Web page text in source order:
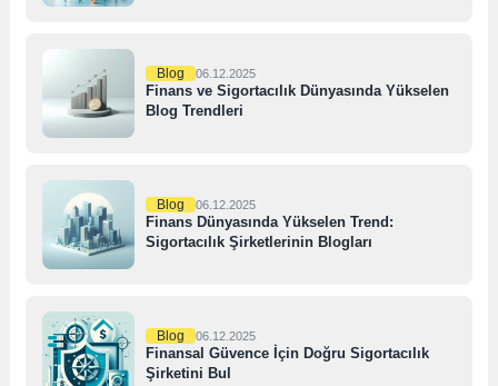
Blog 06.12.2025
Finans ve Sigortacılık Dünyasında Yükselen
Blog Trendleri
Blog 06.12.2025
Finans Dünyasında Yükselen Trend:
Sigortacılık Şirketlerinin Blogları
Blog 06.12.2025
Finansal Güvence İçin Doğru Sigortacılık
Şirketini Bul